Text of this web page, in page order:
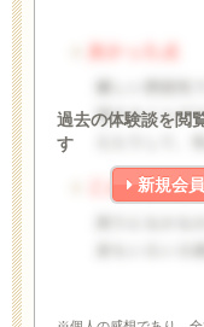
過去の体験談を閲
す
新規会員